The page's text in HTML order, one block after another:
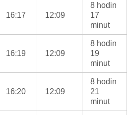
16:17 12:09
8 hodin
17
minut
16:19 12:09
8 hodin
19
minut
16:20 12:09
8 hodin
21
minut